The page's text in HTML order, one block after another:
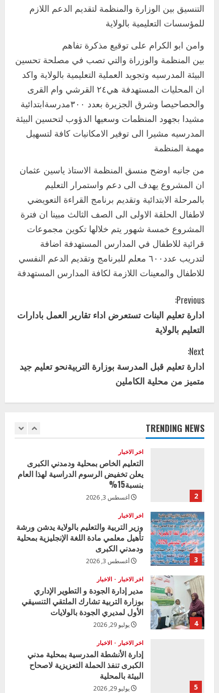
التنسيق بين الوزارة والمنظمة لتقديم الدعم اللازم
للمؤسسات التعليمية بالولاية
وامن ابو الكرام على توقيع مذكرة تفاهم
بين المنظمة والوزراة والتي تصب في مصلحة تحسين
البيئة المدرسيه وتجويد العملية التعليمية بالولاية واكد
ان المحليات المستهدفة هي٢٤ القرشي وام القرى
والحصاحيصا وشرق الجزيرة بعدد ٣٠٠مدرسةابتدائية
مشيدا بجهود المنظمات وسعيها الدؤوب لتحسين البيئة
المدرسيه مشيرا الى توفير الامكانيات كافة لتسهيل
مهمة المنظمة
من جانبه اوضح منسق المنظمة الاستاذ ياسين عثمان
ان المشروع يهدف الى دعم واستمرار التعليم
بالمرحلة الابتدائية وتقديم برنامج القراءة التعويضي
لاطفال الحلقة الاولى الى الصف الثالث مبينا ان فترة
المشروع خمسة شهور يتم خلالها تكوين مجموعات
قرائية للاطفال في المدارس المستهدفة اضافة
لتدريب عدد٦٠٠ معلم للبرنامج وتقديم الدعم النفسي
للاطفال والمعينات اللازمة لكافة المدارس المستهدفة
C
o
n
t
i
n
u
e
e
a
d
i
n
g
Previous:
ادارة تعليم البنات تستعرض اداء تقارير العمل بادارات
التعليم بالولاية
Next:
ادارة تعليم قبل المدرسة بوزارة التربيةنحو تعليم جيد
متميز من محلية الكاملين
TRENDING NEWS
2
اخر الاخبار
بنسبة15%
3
اخر الاخبار
وزير التربية والتعليم بالولاية يدشن ورشة
تأهيل معلمي مادة اللغة الإنجليزية بمحلية
ودمدني الكبرى
أغسطس 3, 2026
4
اخر الاخبار الاخبار
مدير إدارة الجودة و التطوير الإداري
بوزارة التربية تشارك الملتقي التنسيقي
5 يوليو 29, 2026
1
اخر الاخبار
2
اخر الاخبار
التعليم الخاص بمحلية ودمدني الكبرى
يعلن تخفيض الرسوم الدراسية لهذا العام
بنسبة15%
أغسطس 3, 2026
3
اخر الاخبار
وزير التربية والتعليم بالولاية يدشن ورشة
تأهيل معلمي مادة اللغة الإنجليزية بمحلية
ودمدني الكبرى
أغسطس 3, 2026
4
اخر الاخبار الاخبار
مدير إدارة الجودة و التطوير الإداري
بوزارة التربية تشارك الملتقي التنسيقي
الأول لمديري الجودة بالولايات
يوليو 29, 2026
5
اخر الاخبار الاخبار
إدارة الأنشطة المدرسية بمحلية مدني
الكبرى تنفذ الحملة التعزيزية لاصحاح
البيئة بالمحلية
يوليو 29, 2026